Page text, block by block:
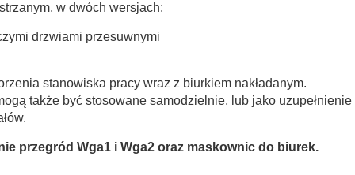
w dwóch wersjach:
drzwiami przesuwnymi
stanowiska pracy wraz z biurkiem nakładanym.
także być stosowane samodzielnie, lub jako uzupełnienie
przegród Wga1 i Wga2 oraz maskownic do biurek.